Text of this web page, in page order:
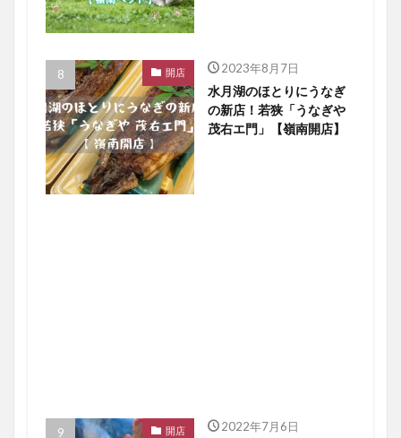
開店 2023年8月7日
水月湖のほとりにうなぎ
の新店！若狭「うなぎや
茂右エ門」【嶺南開店】
開店 2022年7月6日